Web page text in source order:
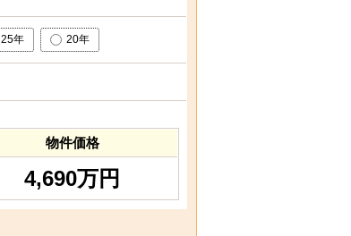
25年 20年
物件価格
4,690万円